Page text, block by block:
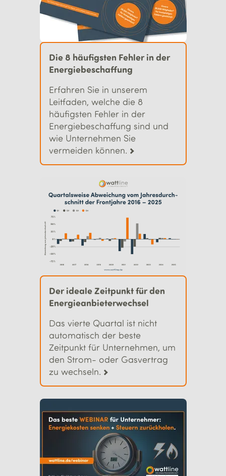
Die 8 häufigsten Fehler in der
Energie­beschaffung
Erfahren Sie in unserem
Leitfaden, welche die 8
häufigsten Fehler in der
Energiebeschaffung sind und
wie Unternehmen Sie
vermeiden können.
Der ideale Zeit­punkt für den
Energie­anbieter­wechsel
Das vierte Quartal ist nicht
automatisch der beste
Zeitpunkt für Unternehmen, um
den Strom- oder Gasvertrag
zu wechseln.